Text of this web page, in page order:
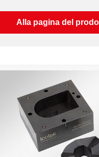
Alla pagina del